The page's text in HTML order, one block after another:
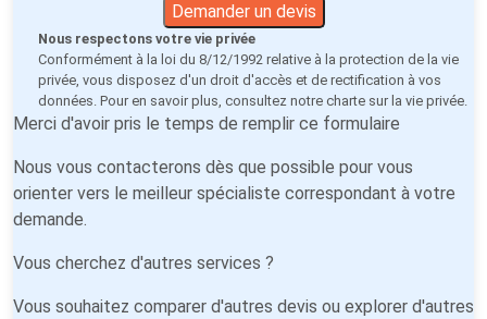
Demander un devis
Nous respectons votre vie privée
Conformément à la loi du 8/12/1992 relative à la protection de la vie
privée, vous disposez d'un droit d'accès et de rectification à vos
données. Pour en savoir plus, consultez notre charte sur la vie privée.
Merci d'avoir pris le temps de remplir ce formulaire
Nous vous contacterons dès que possible pour vous
orienter vers le meilleur spécialiste correspondant à votre
demande.
Vous cherchez d'autres services ?
Vous souhaitez comparer d'autres devis ou explorer d'autres